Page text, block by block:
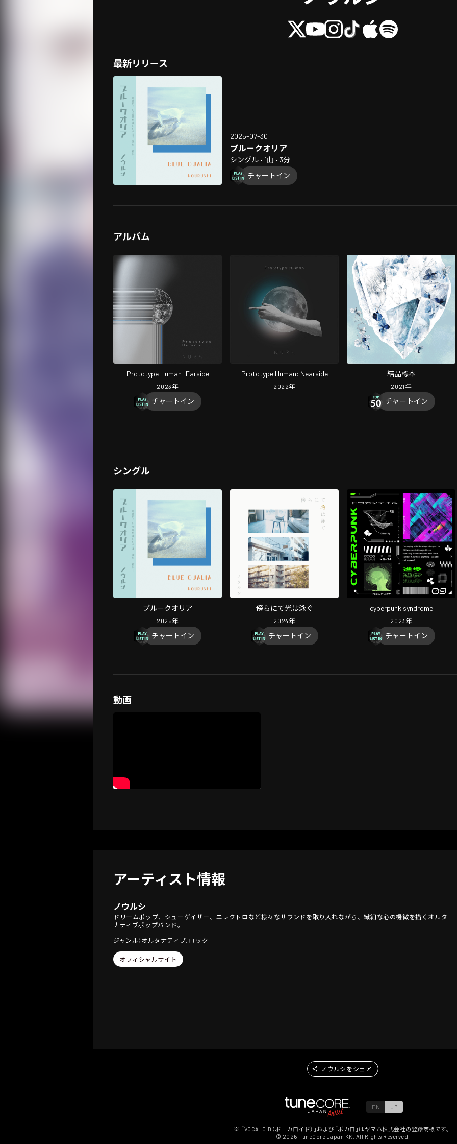
最新リリース
2025-07-30
ブルークオリア
シングル • 1曲 • 3分
チャートイン
アルバム
Prototype Human: Farside
2023 年
チャートイン
Prototype Human: Nearside
2022年
結晶標本
2021 年
チャートイン
シングル
ブルークオリア
2025年
チャートイン
傍らにて光は泳ぐ
2024年
チャートイン
cyberpunk syndrome
2023 年
チャートイン
動画
アーティスト情報
ノウルシ
ドリームポップ、シューゲイザー、エレクトロなど様々なサウンドを取り入れながら、繊細な心の機微を描くオルタ
ナティブポップバンド。
ジャンル：オルタナティブ, ロック
オフィシャルサイト
ノウルシをシェア
EN JP
※ 「VOCALOID（ボーカロイド）」および「ボカロ」はヤマハ株式会社の登録商標です。
© 2026 TuneCore Japan KK. All Rights Reserved.